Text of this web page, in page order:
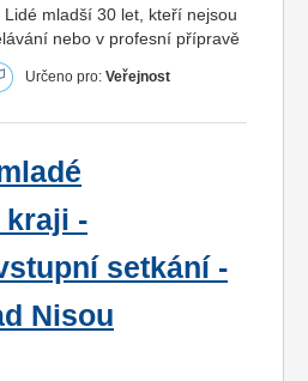
mladší 30 let, kteří nejsou
nebo v profesní přípravě
Určeno pro: Veřejnost
kraji -
setkání -
Nisou